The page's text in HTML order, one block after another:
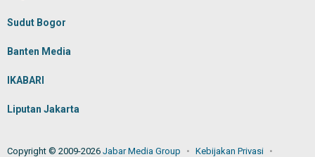
Sudut Bogor
Banten Media
IKABARI
Liputan Jakarta
Copyright © 2009-2026 Jabar Media Group
Kebijakan Privasi